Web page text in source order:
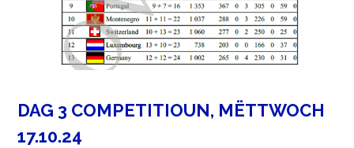
DAG 3 COMPETITIOUN, MËTTWOCH
17.10.24